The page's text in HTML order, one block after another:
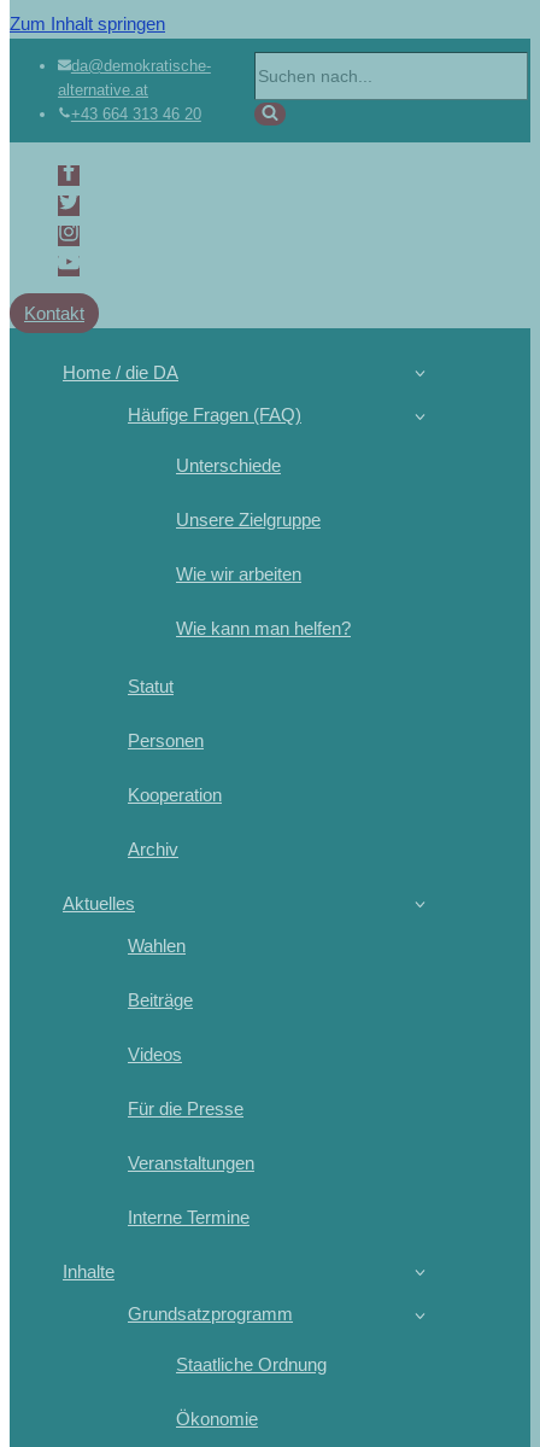
Zum Inhalt springen
da@demokratische-
alternative.at
+43 664 313 46 20
Kontakt
Home / die DA
Häufige Fragen (FAQ)
Unterschiede
Unsere Zielgruppe
Wie wir arbeiten
Wie kann man helfen?
Statut
Personen
Kooperation
Archiv
Aktuelles
Wahlen
Beiträge
Videos
Für die Presse
Veranstaltungen
Interne Termine
Inhalte
Grundsatzprogramm
Staatliche Ordnung
Ökonomie